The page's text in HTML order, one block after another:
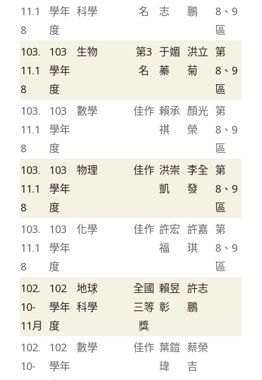
11.1
8
學年
度
科學
名
志
鵬
8、9
區
103.
11.1
8
103
學年
度
生物
第3
名
于媚
蓁
洪立
菊
第
8、9
區
103.
11.1
8
103
學年
度
數學 佳作 賴承
祺
顏光
榮
第
8、9
區
103.
11.1
8
103
學年
度
物理 佳作 洪崇
凱
李全
發
第
8、9
區
103.
11.1
8
103
學年
度
化學 佳作 許宏
福
許嘉
琪
第
8、9
區
102.
10-
11月
102
學年
度
地球
科學
全國
三等
獎
賴昱
彰
許志
鵬
102.
10-
102
學年
數學 佳作 葉鎧
瑋
蔡榮
吉